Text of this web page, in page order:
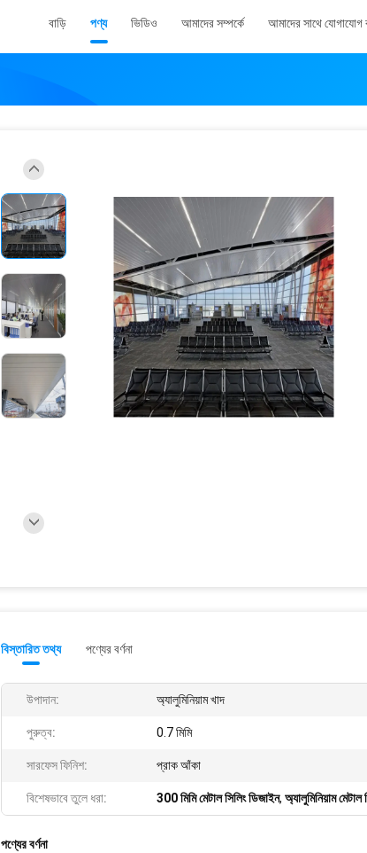
বাড়ি পণ্য ভিডিও আমাদের সম্পর্কে আমাদের সাথে
বিস্তারিত তথ্য পণ্যের বর্ণনা
উপাদান: অ্যালুমিনিয়াম খাদ
পুরুত্ব: 0.7 মিমি
সারফেস ফিনিশ: প্রাক আঁকা
বিশেষভাবে তুলে ধরা: 300 মিমি মেটাল সিলিং ডিজাইন, অ্যালুমিনিয়াম
পণ্যের বর্ণনা